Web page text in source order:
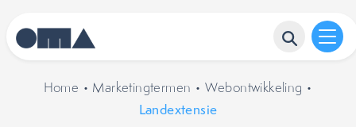
Home • Marketingtermen • Webontwikkeling •
Landextensie